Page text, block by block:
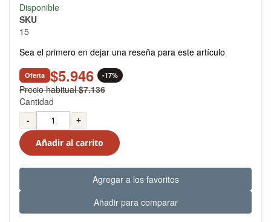
the
beginning
the
images
gallery
Disponible
SKU
15
Sea el primero en dejar una reseña para este artículo
Oferta $5.946 -17%
Precio habitual $7.136
Cantidad
-
+
Añadir al carrito
Agregar a los favoritos
Añadir para comparar